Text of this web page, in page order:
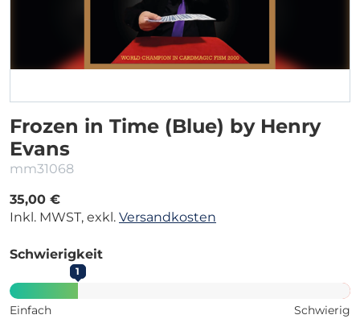
Frozen in Time (Blue) by Henry
Evans
mm31068
35,00 €
Inkl. MWST, exkl. Versandkosten
Schwierigkeit
1
Einfach Schwierig